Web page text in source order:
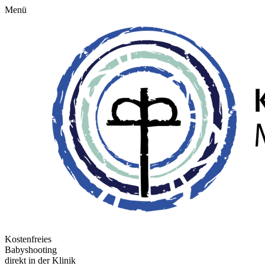
Menü
Kostenfreies
Babyshooting
direkt in der Klinik